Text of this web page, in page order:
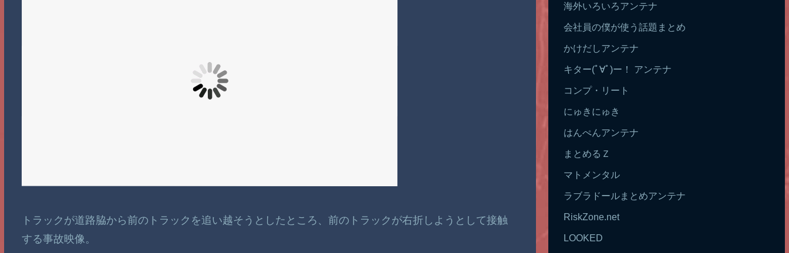
トラックが道路脇から前のトラックを追い越そうとしたところ、前のトラックが右折しようとして接触
する事故映像。
海外いろいろアンテナ
会社員の僕が使う話題まとめ
かけだしアンテナ
キター(ﾟ∀ﾟ)ー！ アンテナ
コンプ・リート
にゅきにゅき
はんぺんアンテナ
まとめるＺ
マトメンタル
ラブラドールまとめアンテナ
RiskZone.net
LOOKED